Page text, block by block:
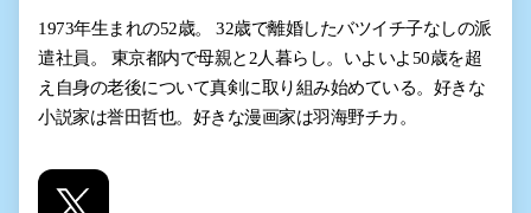
1973年生まれの52歳。 32歳で離婚したバツイチ子なしの派
遣社員。 東京都内で母親と2人暮らし。いよいよ50歳を超
え自身の老後について真剣に取り組み始めている。好きな
小説家は誉田哲也。好きな漫画家は羽海野チカ。